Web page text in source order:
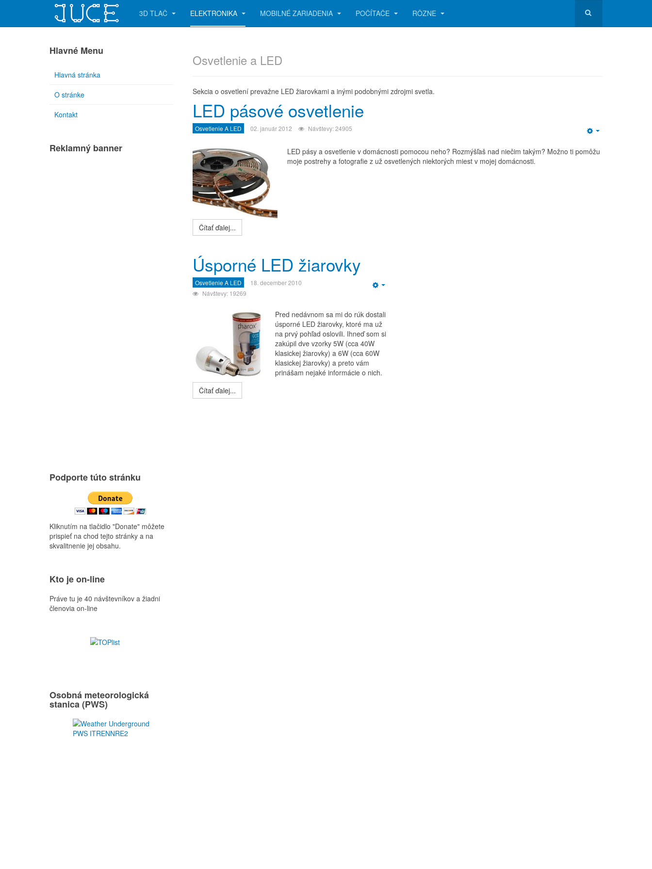
3D TLAČ ELEKTRONIKA MOBILNÉ ZARIADENIA POČÍTAČE RÔZNE
Osvetlenie a LED
Sekcia o osvetlení prevažne LED žiarovkami a inými podobnými zdrojmi svetla.
LED pásové osvetlenie
Osvetlenie A LED 02. január 2012 Návštevy: 24905
LED pásy a osvetlenie v domácnosti pomocou neho? Rozmýšľaš nad niečim takým? Možno ti pomôžu
moje postrehy a fotografie z už osvetlených niektorých miest v mojej domácnosti.
Čítať ďalej...
Úsporné LED žiarovky
Osvetlenie A LED
18. december 2010
Návštevy: 19269
Pred nedávnom sa mi do rúk dostali
úsporné LED žiarovky, ktoré ma už
na prvý pohľad oslovili. Ihneď som si
zakúpil dve vzorky 5W (cca 40W
klasickej žiarovky) a 6W (cca 60W
klasickej žiarovky) a preto vám
prinášam nejaké informácie o nich.
Čítať ďalej...
Hlavné Menu
Hlavná stránka
O stránke
Kontakt
Reklamný banner
Podporte túto stránku
Kliknutím na tlačidlo "Donate" môžete
prispieť na chod tejto stránky a na
skvalitnenie jej obsahu.
Kto je on-line
Práve tu je 40 návštevníkov a žiadni
členovia on-line
Osobná meteorologická
stanica (PWS)